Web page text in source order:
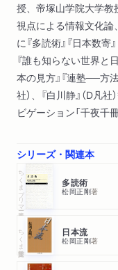
授、帝塚山学院大学
視点による情報文化
に『多読術』『日本数寄
『誰も知らない世界と
本の見方』『連塾──方法
社）、『白川静』（D凡
ビゲーション「千夜千
シリーズ・関連本
ちくまプリマー新書 多読術
松岡正剛著
ちくま学芸文庫 日本流
松岡正剛著